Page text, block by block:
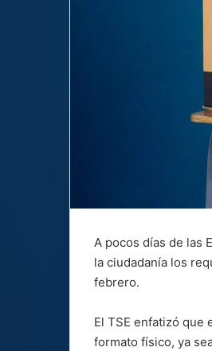
A pocos días de las
la ciudadanía los
febrero.
El TSE enfatizó que
formato físico, ya